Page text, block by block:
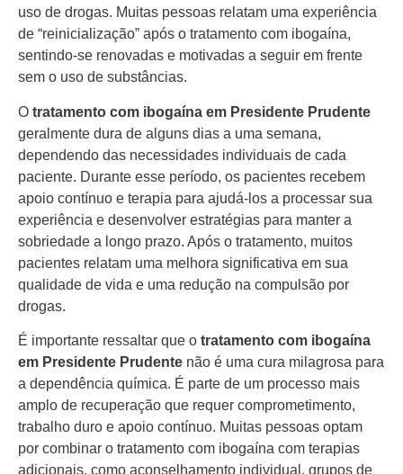
uso de drogas. Muitas pessoas relatam uma experiência
de “reinicialização” após o tratamento com ibogaína,
sentindo-se renovadas e motivadas a seguir em frente
sem o uso de substâncias.
O tratamento com ibogaína em Presidente Prudente
geralmente dura de alguns dias a uma semana,
dependendo das necessidades individuais de cada
paciente. Durante esse período, os pacientes recebem
apoio contínuo e terapia para ajudá-los a processar sua
experiência e desenvolver estratégias para manter a
sobriedade a longo prazo. Após o tratamento, muitos
pacientes relatam uma melhora significativa em sua
qualidade de vida e uma redução na compulsão por
drogas.
É importante ressaltar que o tratamento com ibogaína
em Presidente Prudente não é uma cura milagrosa para
a dependência química. É parte de um processo mais
amplo de recuperação que requer comprometimento,
trabalho duro e apoio contínuo. Muitas pessoas optam
por combinar o tratamento com ibogaína com terapias
adicionais, como aconselhamento individual, grupos de